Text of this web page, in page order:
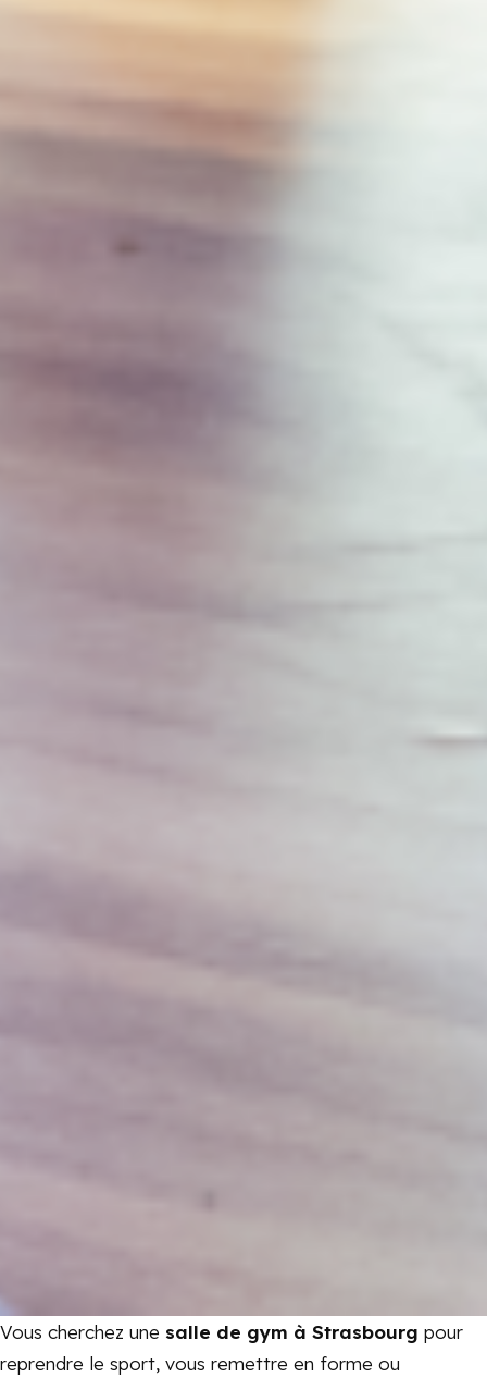
Vous cherchez une salle de gym à Strasbourg pour
reprendre le sport, vous remettre en forme ou